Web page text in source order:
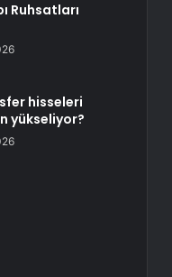
Ruhsatları
hisseleri
yükseliyor?